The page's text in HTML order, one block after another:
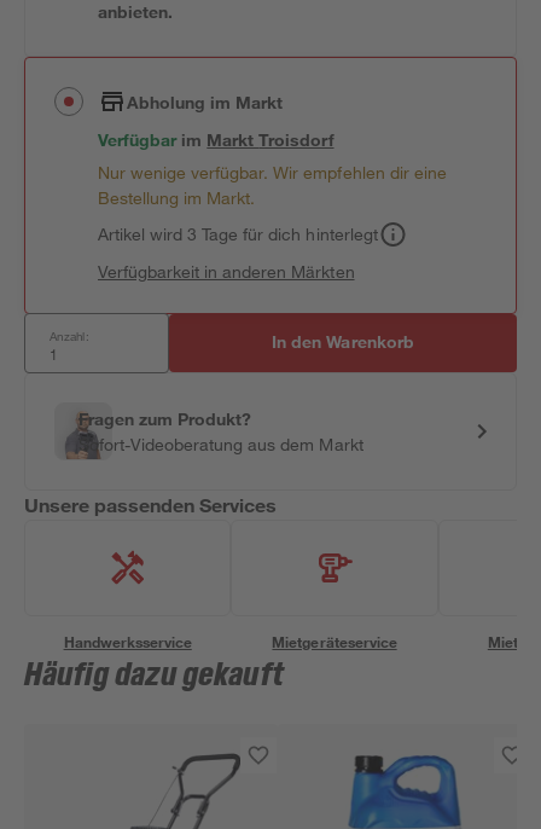
anbieten.
Abholung im Markt
Verfügbar im MarktTroisdorf
Nur wenige verfügbar. Wir empfehlen dir eine
Bestellung im Markt.
Artikel wird 3 Tage für dich hinterlegt
Verfügbarkeit in anderen Märkten
Anzahl: In den Warenkorb
Fragen zum Produkt?
Sofort-Videoberatung aus dem Markt
Unsere passenden Services
Handwerksservice Mietgeräteservice
Häufig dazu gekauft